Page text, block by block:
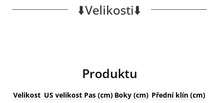
⬇️Velikosti⬇️
Produktu
Velikost US velikost Pas (cm) Boky (cm) Přední klín (cm)